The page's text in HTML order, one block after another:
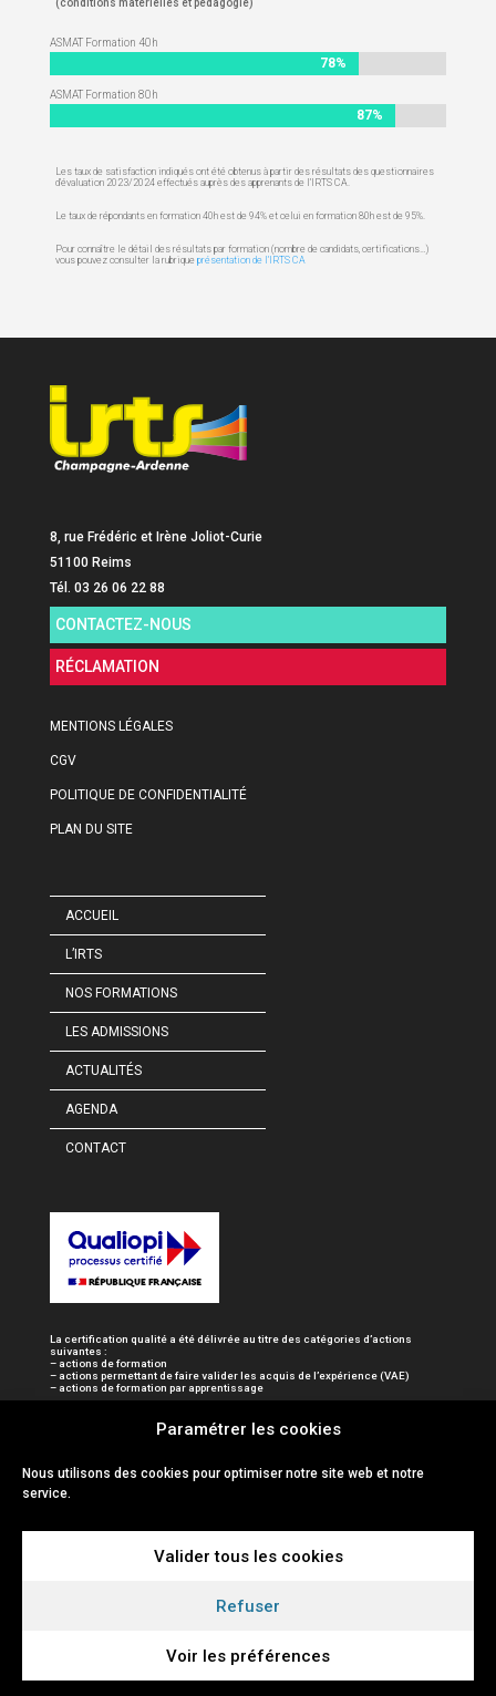
Paramétrer les cookies
Nous utilisons des cookies pour optimiser notre site web et notre
service.
Valider tous les cookies
Refuser
Voir les préférences
(conditions matérielles et pédagogie)
ASMAT Formation 40h
78%
78%
ASMAT Formation 80h
87%
87%
Les taux de satisfaction indiqués ont été obtenus à partir des résultats des questionnaires
d’évaluation 2023/2024 effectués auprès des apprenants de l’IRTS CA.
Le taux de répondants en formation 40h est de 94% et celui en formation 80h est de 95%.
Pour connaître le détail des résultats par formation (nombre de candidats, certifications…)
vous pouvez consulter la rubrique présentation de l’IRTS CA
8, rue Frédéric et Irène Joliot-Curie
51100 Reims
Tél. 03 26 06 22 88
CONTACTEZ-NOUS
RÉCLAMATION
MENTIONS LÉGALES
CGV
POLITIQUE DE CONFIDENTIALITÉ
PLAN DU SITE
ACCUEIL
L’IRTS
NOS FORMATIONS
LES ADMISSIONS
ACTUALITÉS
AGENDA
CONTACT
La certification qualité a été délivrée au titre des catégories d’actions
suivantes :
– actions de formation
– actions permettant de faire valider les acquis de l’expérience (VAE)
– actions de formation par apprentissage